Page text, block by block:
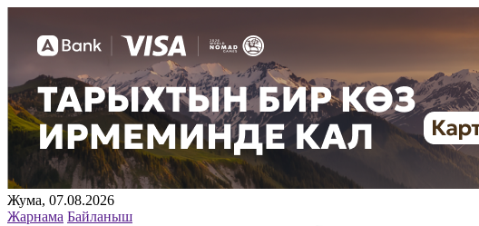
Жума, 07.08.2026
Жарнама Байланыш